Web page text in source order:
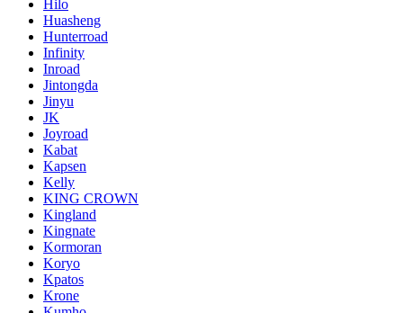
Hilo
Huasheng
Hunterroad
Infinity
Inroad
Jintongda
Jinyu
JK
Joyroad
Kabat
Kapsen
Kelly
KING CROWN
Kingland
Kingnate
Kormoran
Koryo
Kpatos
Krone